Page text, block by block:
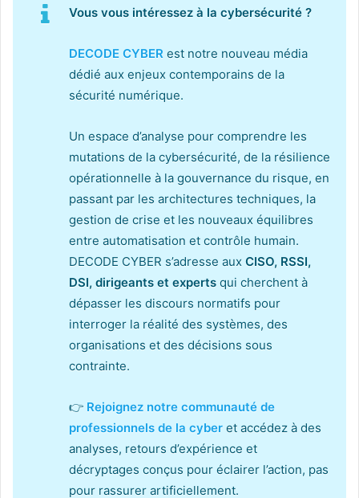
Vous vous intéressez à la cybersécurité ?
DECODE CYBER est notre nouveau média
dédié aux enjeux contemporains de la
sécurité numérique.
Un espace d’analyse pour comprendre les
mutations de la cybersécurité, de la résilience
opérationnelle à la gouvernance du risque, en
passant par les architectures techniques, la
gestion de crise et les nouveaux équilibres
entre automatisation et contrôle humain.
DECODE CYBER s’adresse aux CISO, RSSI,
DSI, dirigeants et experts qui cherchent à
dépasser les discours normatifs pour
interroger la réalité des systèmes, des
organisations et des décisions sous
contrainte.
👉 Rejoignez notre communauté de
professionnels de la cyber et accédez à des
analyses, retours d’expérience et
décryptages conçus pour éclairer l’action, pas
pour rassurer artificiellement.